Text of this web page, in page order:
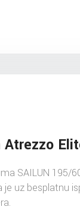
Atrezzo
SAILUN 195/
je uz besplatnu